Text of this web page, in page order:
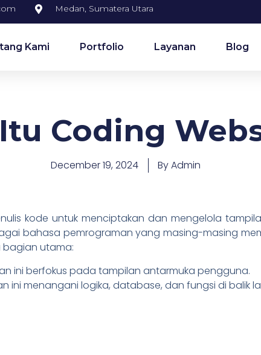
Medan, Sumatera Utara
Kami Portfolio Layanan Blog
Coding
December 19, 2024 ByAdmin
kode untuk menciptakan dan mengelola
bahasa pemrograman yang masing-masing
utama:
ini berfokus pada tampilan antarmuka pengguna.
ini menangani logika, database, dan fungsi di balik